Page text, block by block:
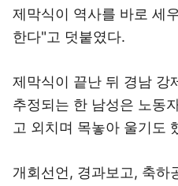
제막식이 역사를 바로 세
한다"고 덧붙였다.
제막식이 끝난 뒤 경남 강
추정되는 한 남성은 노동
고 외치며 목놓아 울기도
개회선언, 경과보고, 축하